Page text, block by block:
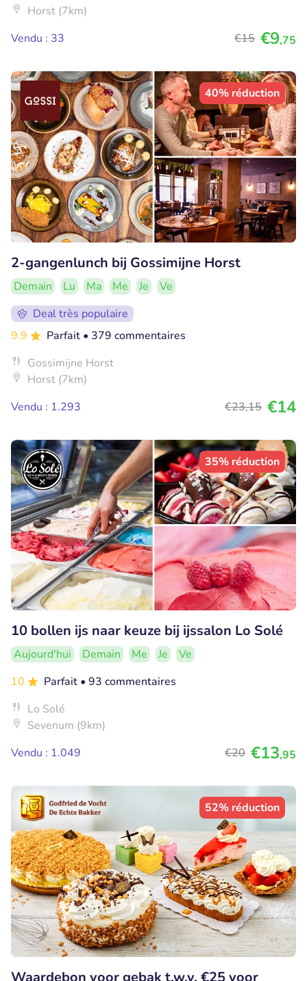
Horst (7km)
Vendu : 33
€15 €9,75
40% réduction
2-gangenlunch bij Gossimijne Horst
Demain Lu Ma Me Je
Ve
Deal très populaire
9.9
Parfait • 379 commentaires
Gossimijne Horst
Horst (7km)
Vendu : 1.293
€23,15 €14
35% réduction
10 bollen ijs naar keuze bij ijssalon Lo Solé
Aujourd'hui Demain Me Je
Ve
10
Parfait • 93 commentaires
Lo Solé
Sevenum (9km)
Vendu : 1.049
€20 €13,95
52% réduction
Waardebon voor gebak t.w.v. €25 voor